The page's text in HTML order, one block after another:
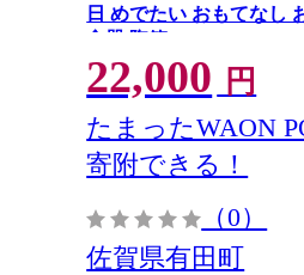
日 めでたい おもてなし
食器 陶箱 ek069
22,000 円
たまったWAON
寄附できる！
（0）
佐賀県有田町